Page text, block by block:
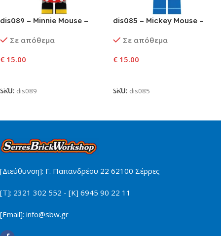
dis089 – Minnie Mouse –
Polka Dot Dress, Yellow Bow
Σε απόθεμα
€ 15.00
SKU: dis089
dis085 – Mickey Mouse –
Σε απόθεμα
€ 15.00
SKU: dis085
[Διεύθυνση]: Γ. Παπανδρέου 22 62100 Σέρρες
[Τ]: 2321 302 552 - [Κ] 6945 90 22 11
[Email]: info@sbw.gr